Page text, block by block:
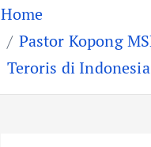
Home
Pastor Kopong
Teroris di Indonesia